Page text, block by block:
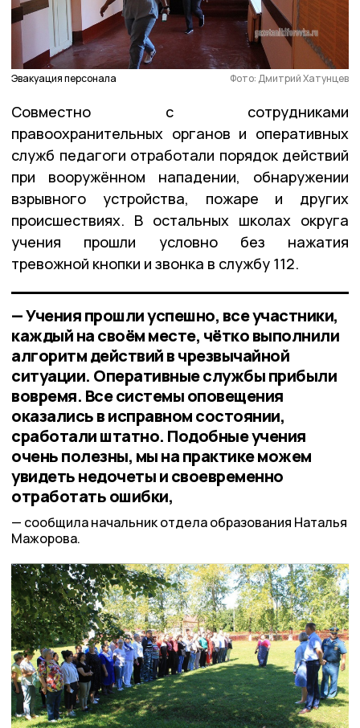
Эвакуация персонала Фото: Дмитрий Хатунцев
Совместно с сотрудниками
правоохранительных органов и оперативных
служб педагоги отработали порядок действий
при вооружённом нападении, обнаружении
взрывного устройства, пожаре и других
происшествиях. В остальных школах округа
учения прошли условно без нажатия
тревожной кнопки и звонка в службу 112.
— Учения прошли успешно, все участники,
каждый на своём месте, чётко выполнили
алгоритм действий в чрезвычайной
ситуации. Оперативные службы прибыли
вовремя. Все системы оповещения
оказались в исправном состоянии,
сработали штатно. Подобные учения
очень полезны, мы на практике можем
увидеть недочеты и своевременно
отработать ошибки,
сообщила начальник отдела образования Наталья
Мажорова.